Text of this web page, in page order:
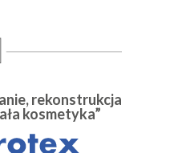
rekonstrukcja
kosmetyka”